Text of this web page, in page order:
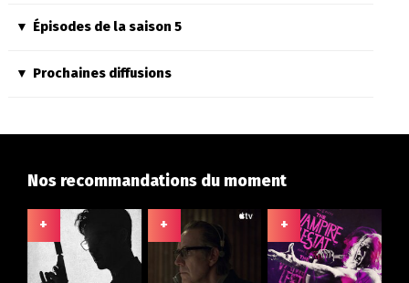
Épisodes de la saison 5
Prochaines diffusions
Nos recommandations du moment
+ + +